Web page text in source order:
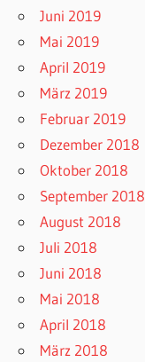
Juni 2019
Mai 2019
April 2019
März 2019
Februar 2019
Dezember 2018
Oktober 2018
September 2018
August 2018
Juli 2018
Juni 2018
Mai 2018
April 2018
März 2018